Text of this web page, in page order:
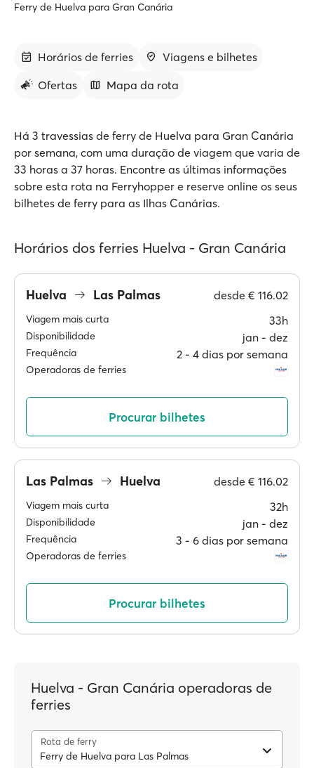
Ferry de Huelva para Gran Canária
Horários de ferries
Viagens e bilhetes
Ofertas
Mapa da rota
Há 3 travessias de ferry de Huelva para Gran Canária
por semana, com uma duração de viagem que varia de
33 horas a 37 horas. Encontre as últimas informações
sobre esta rota na Ferryhopper e reserve online os seus
bilhetes de ferry para as Ilhas Canárias.
Horários dos ferries Huelva - Gran Canária
Huelva Las Palmas desde € 116.02
Viagem mais curta 33h
Disponibilidade jan ‐ dez
Frequência 2 ‐ 4 dias por semana
Operadoras de ferries
Procurar bilhetes
Las Palmas Huelva desde € 116.02
Viagem mais curta 32h
Disponibilidade jan ‐ dez
Frequência 3 ‐ 6 dias por semana
Operadoras de ferries
Procurar bilhetes
Huelva - Gran Canária operadoras de
ferries
Rota de ferry
Ferry de Huelva para Las Palmas